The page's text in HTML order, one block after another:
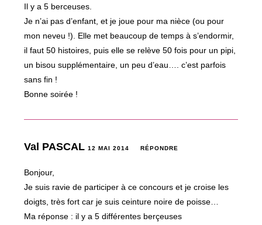
Il y a 5 berceuses.
Je n’ai pas d’enfant, et je joue pour ma nièce (ou pour
mon neveu !). Elle met beaucoup de temps à s’endormir,
il faut 50 histoires, puis elle se relève 50 fois pour un pipi,
un bisou supplémentaire, un peu d’eau…. c’est parfois
sans fin !
Bonne soirée !
Val PASCAL12 MAI 2014 RÉPONDRE
Bonjour,
Je suis ravie de participer à ce concours et je croise les
doigts, très fort car je suis ceinture noire de poisse…
Ma réponse : il y a 5 différentes berçeuses